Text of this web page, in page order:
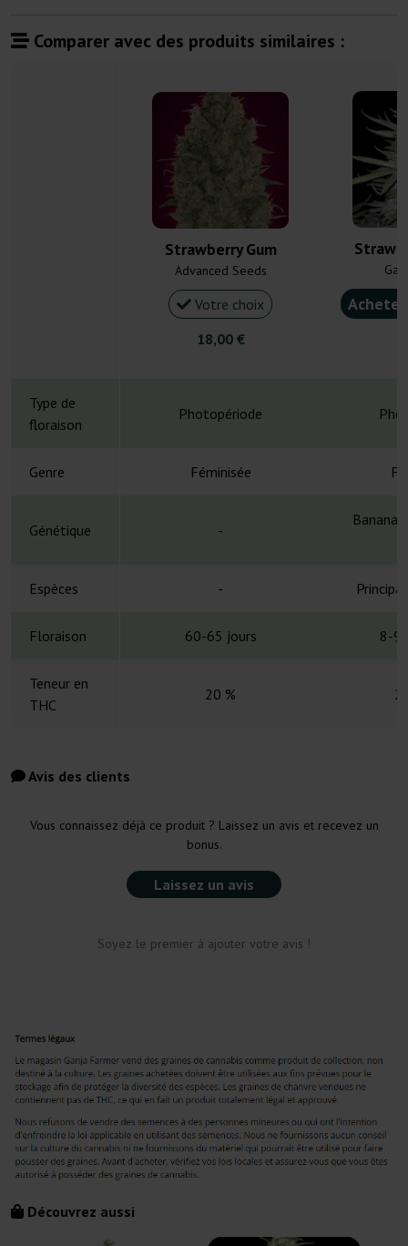
Comparer avec des produits similaires :
Strawberry Gum
Advanced Seeds
Votre choix
18,00 €
Type de
floraison
Photopériode
Genre Féminisée
Génétique -
Banana
Espèces -
Floraison 60-65 jours 8-9
Teneur en
THC
20 %
Avis des clients
Vous connaissez déjà ce produit ? Laissez un avis et recevez un
bonus.
Laissez un avis
Soyez le premier à ajouter votre avis !
Découvrez aussi